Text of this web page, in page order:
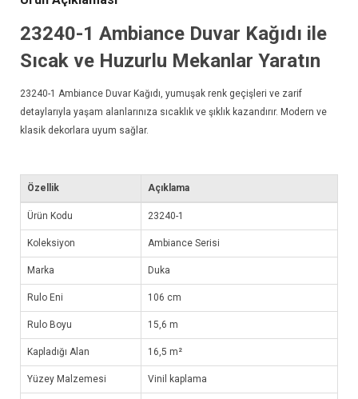
23240-1 Ambiance Duvar Kağıdı ile
Sıcak ve Huzurlu Mekanlar Yaratın
23240-1 Ambiance Duvar Kağıdı , yumuşak renk geçişleri ve zarif
detaylarıyla yaşam alanlarınıza sıcaklık ve şıklık kazandırır. Modern ve
klasik dekorlara uyum sağlar.
Özellik Açıklama
Ürün Kodu 23240-1
Koleksiyon Ambiance Serisi
Marka Duka
Rulo Eni 106 cm
Rulo Boyu 15,6 m
Kapladığı Alan 16,5 m²
Yüzey Malzemesi Vinil kaplama